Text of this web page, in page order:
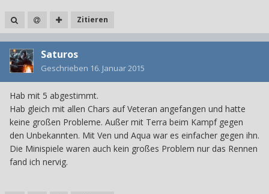
Zitieren
Saturos
Geschrieben 16. Januar 2015
Hab mit 5 abgestimmt.
Hab gleich mit allen Chars auf Veteran angefangen und hatte
keine großen Probleme. Außer mit Terra beim Kampf gegen
den Unbekannten. Mit Ven und Aqua war es einfacher gegen ihn.
Die Minispiele waren auch kein großes Problem nur das Rennen
fand ich nervig.